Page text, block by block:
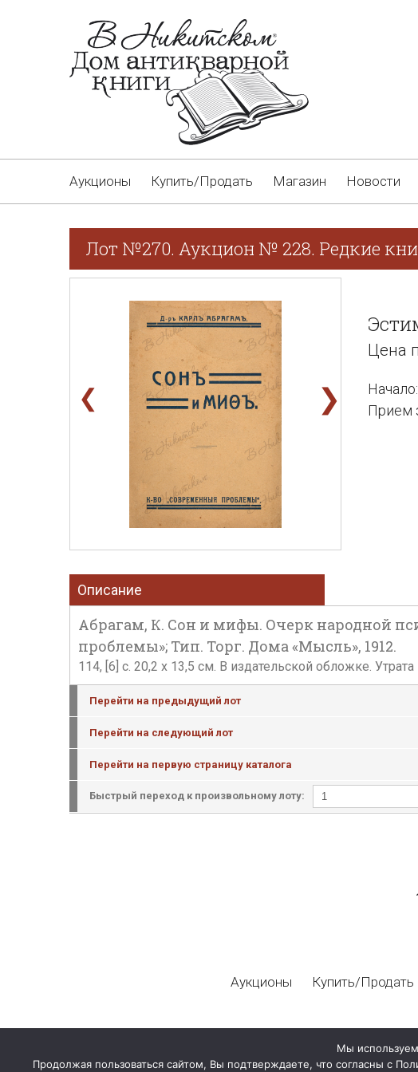
Аукционы Купить/Продать Магазин Новости
Лот №270. Аукцион № 228. Редкие
❮ ❯
Цена
Прием
Описание
Абрагам, К. Сон и мифы. Очерк народной
проблемы»; Тип. Торг. Дома «Мысль», 1912.
114, [6] с. 20,2 х 13,5 см. В издательской обложке.
Перейти на предыдущий лот
Перейти на следующий лот
Перейти на первую страницу каталога
Быстрый переход к произвольному лоту:
Аукционы Купить/Продать
Мы
Продолжая пользоваться сайтом, Вы подтверждаете, что согласны с